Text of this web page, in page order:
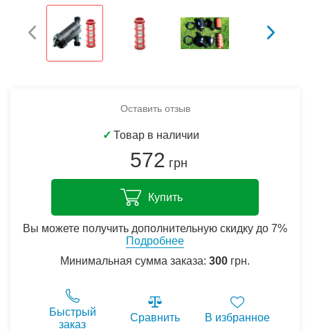
Оставить отзыв
✓ Товар в наличии
572 грн
Купить
Вы можете получить дополнительную скидку до 7%
Подробнее
Минимальная сумма заказа: 300 грн.
Быстрый
заказ
Сравнить В избранное